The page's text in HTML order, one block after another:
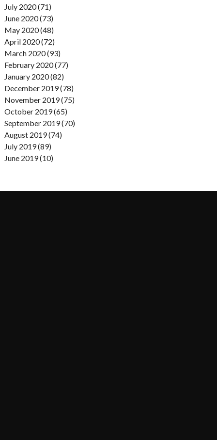
July 2020 (71)
June 2020 (73)
May 2020 (48)
April 2020 (72)
March 2020 (93)
February 2020 (77)
January 2020 (82)
December 2019 (78)
November 2019 (75)
October 2019 (65)
September 2019 (70)
August 2019 (74)
July 2019 (89)
June 2019 (10)